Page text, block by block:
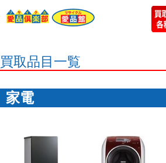
買取品目一覧
家電